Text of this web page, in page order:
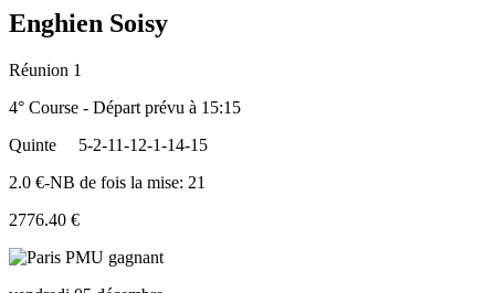
Enghien Soisy
Réunion 1
4° Course - Départ prévu à 15:15
Quinte
5-2-11-12-1-14-15
2.0 €-NB de fois la mise: 21
2776.40 €